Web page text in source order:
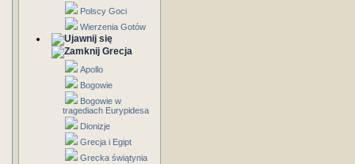
Polscy Goci
Wierzenia Gotów
Grecja
Apollo
Bogowie
Bogowie w
tragediach Eurypidesa
Dionizje
Grecja i Egipt
Grecka świątynia